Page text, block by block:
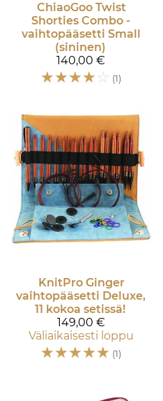
ChiaoGoo Twist
Shorties Combo -
vaihtopääsetti Small
(sininen)
140,00 €
☆☆☆☆☆ (1)
KnitPro Ginger
vaihtopääsetti Deluxe,
11 kokoa setissä!
149,00 €
Väliaikaisesti loppu
☆☆☆☆☆ (1)